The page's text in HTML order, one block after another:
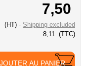
7,50
(HT)
Shipping excluded
8,11 (TTC)
AU PANIER